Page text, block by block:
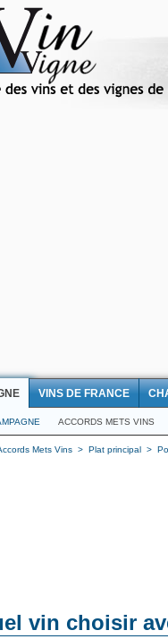
VINS DE FRANCE
ACCORDS METS VINS
Mets Vins > Plat principal >
vin choisir